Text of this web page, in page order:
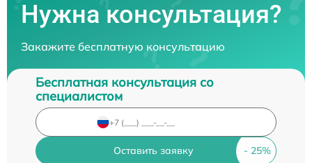
Нужна консультация?
Закажите бесплатную консультацию
Бесплатная консультация со
специалистом
Оставить заявку